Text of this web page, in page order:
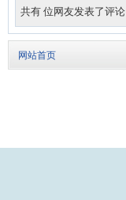
共有 位网友发表了评论
网站首页